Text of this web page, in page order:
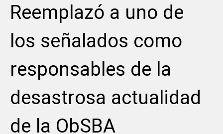
Reemplazó a uno de
los señalados como
responsables de la
desastrosa actualidad
de la ObSBA